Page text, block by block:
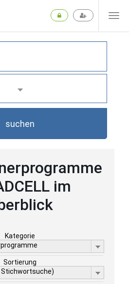
suchen
im
Kategorie
Sortierung
Stichwortsuche)